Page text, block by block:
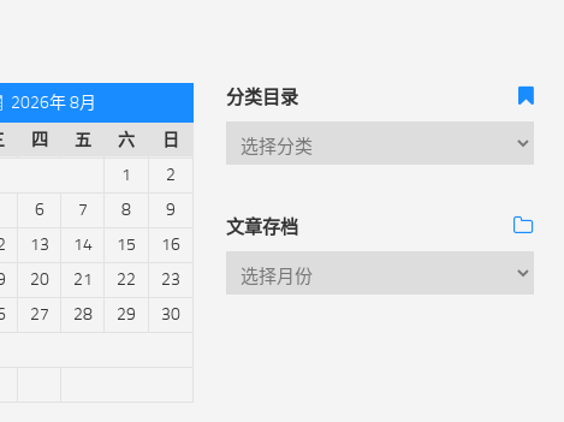
2026年 8月
四 五 六 日
1
2
6 7 8
9
13 14 15
16
20 21 22
23
27 28 29
30
分类目录
文章存档